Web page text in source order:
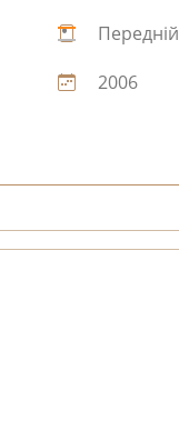
Передній
2006